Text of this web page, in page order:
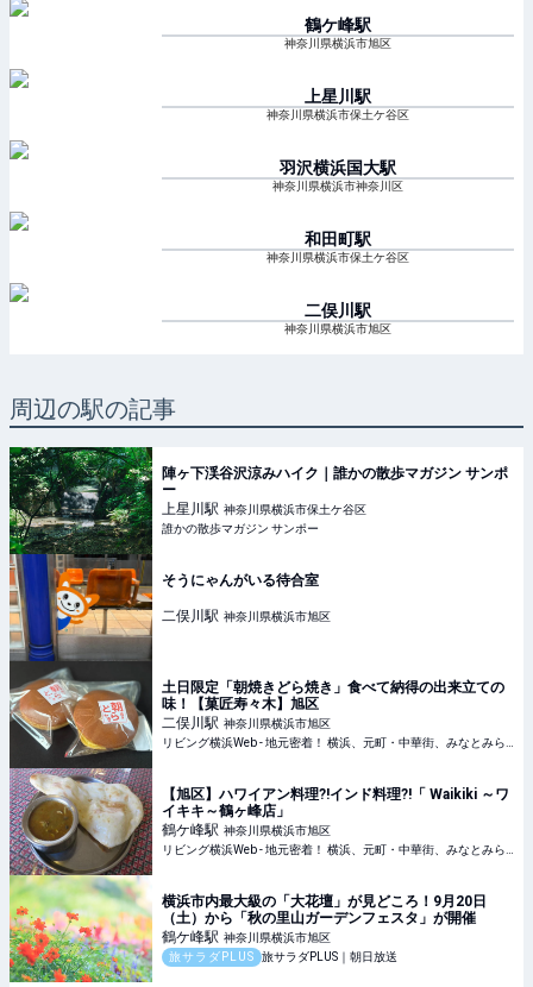
鶴ケ峰駅
神奈川県横浜市旭区
上星川 駅
神奈川県横浜市保土ケ谷区
羽沢横浜国大駅
神奈川県横浜市神奈川区
和田町駅
神奈川県横浜市保土ケ谷区
二俣川 駅
神奈川県横浜市旭区
周辺の駅の記事
陣ヶ下渓谷沢涼みハイク｜誰かの散歩マガジン サンポ
ー
上星川駅 神奈川県横浜市保土ケ谷区
誰かの散歩マガジン サンポー
そうにゃんがいる待合室
二俣川駅 神奈川県横浜市旭区
土日限定「朝焼きどら焼き」食べて納得の出来立ての
味！【菓匠寿々木】旭区
二俣川駅 神奈川県横浜市旭区
【旭区】ハワイアン料理?!インド料理?!「 Waikiki ～ワ
イキキ～鶴ヶ峰店」
鶴ケ峰駅 神奈川県横浜市旭区
横浜市内最大級の「大花壇」が見どころ！9月20日
（土）から「秋の里山ガーデンフェスタ」が開催
鶴ケ峰駅 神奈川県横浜市旭区
旅サラダPLUS
旅サラダPLUS｜朝日放送